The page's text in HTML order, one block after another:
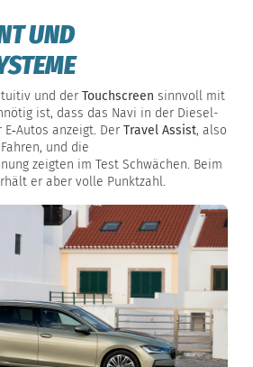
UND
und der Touchscreen sinnvoll mit
ist, dass das Navi in der Diesel-
anzeigt. Der Travel Assist, also
und die
zeigten im Test Schwächen. Beim
er aber volle Punktzahl.